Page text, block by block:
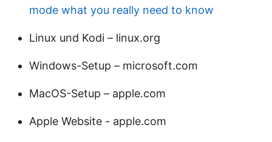
mode what you really need to know
Linux und Kodi – linux.org
Windows-Setup – microsoft.com
MacOS-Setup – apple.com
Apple Website - apple.com